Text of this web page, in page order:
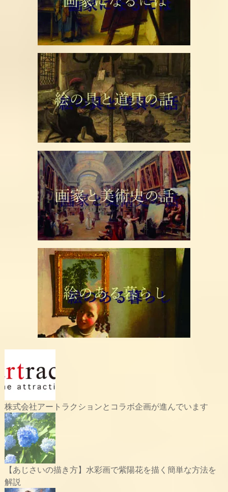
株式会社アートラクションとコラボ企画が進んでいます
【あじさいの描き方】水彩画で紫陽花を描く簡単な方法を
解説